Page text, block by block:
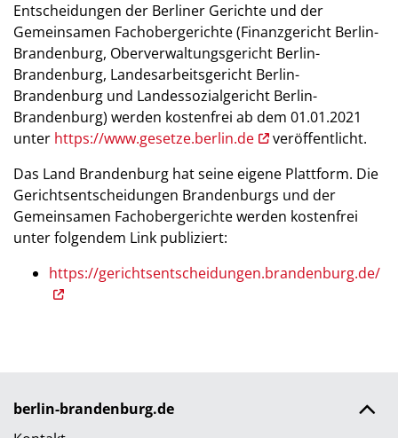
Entscheidungen der Berliner Gerichte und der
Gemeinsamen Fachobergerichte (Finanzgericht Berlin-
Brandenburg, Oberverwaltungsgericht Berlin-
Brandenburg, Landesarbeitsgericht Berlin-
Brandenburg und Landessozialgericht Berlin-
Brandenburg) werden kostenfrei ab dem 01.01.2021
unter https://www.gesetze.berlin.de
veröffentlicht.
Das Land Brandenburg hat seine eigene Plattform. Die
Gerichtsentscheidungen Brandenburgs und der
Gemeinsamen Fachobergerichte werden kostenfrei
unter folgendem Link publiziert:
https://gerichtsentscheidungen.brandenburg.de/
berlin-brandenburg.de